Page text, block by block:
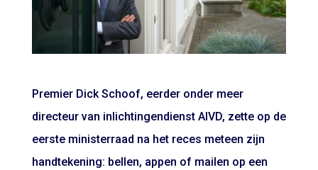
Premier Dick Schoof, eerder onder meer
directeur van inlichtingendienst AIVD, zette op de
eerste ministerraad na het reces meteen zijn
handtekening: bellen, appen of mailen op een